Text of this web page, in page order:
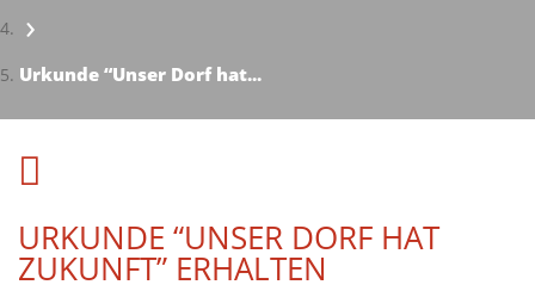
›
Urkunde “Unser Dorf hat...

URKUNDE “UNSER DORF HAT
ZUKUNFT” ERHALTEN